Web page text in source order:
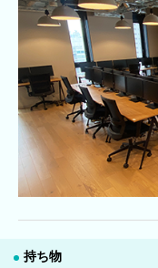
持ち物